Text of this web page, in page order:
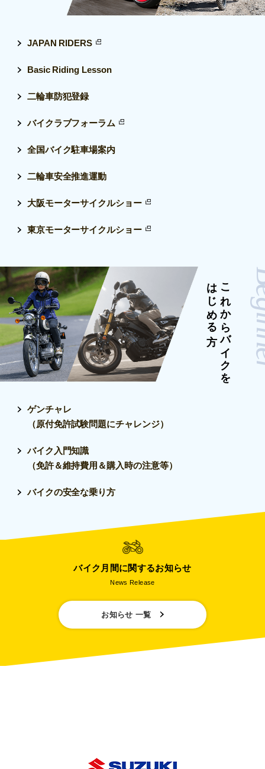
JAPAN RIDERS
Basic Riding Lesson
二輪車防犯登録
バイクラブフォーラム
全国バイク駐車場案内
二輪車安全推進運動
大阪モーターサイクルショー
東京モーターサイクルショー
これからバイクを
はじめる方
ゲンチャレ
（原付免許試験問題にチャレンジ）
バイク入門知識
（免許＆維持費用＆購入時の注意等）
バイクの安全な乗り方
バイク月間に関するお知らせ
News Release
お知らせ 一覧